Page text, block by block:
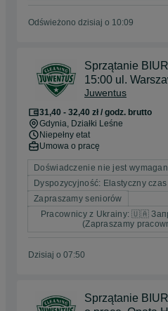
Odświeżono dzisiaj o 10:09
Sprzątanie
15:00 ul.
Juwentus
31,40 - 32,40 zł / godz. brutto
Gdynia, Działki Leśne
Niepełny etat
Umowa o pracę
Doświadczenie nie jest
Dyspozycyjność: Elastyczny
Zapraszamy seniorów
Pracownicy z Ukrainy: 🇺🇦
(Zapraszamy
Dzisiaj o 07:50
Sprzątanie